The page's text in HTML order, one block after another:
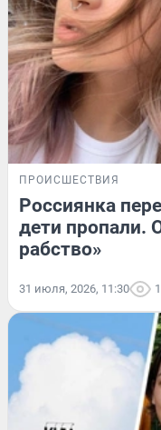
ПРОИСШЕСТВИЯ
Россиянка
дети пропали.
рабство»
31 июля, 2026, 11:30